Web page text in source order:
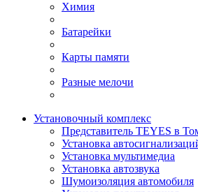
Химия
Батарейки
Карты памяти
Разные мелочи
Установочный комплекс
Представитель TEYES в
Установка
Установка мультимедиа
Установка автозвука
Шумоизоляция автомобиля